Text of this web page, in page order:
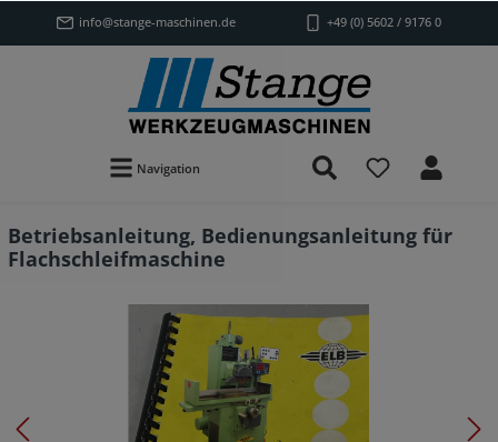
info@stange-maschinen.de +49 (0) 5602 / 9176 0
Navigation
Betriebsanleitung, Bedienungsanleitung für
Flachschleifmaschine